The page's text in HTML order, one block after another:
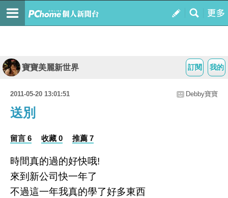
我的
訂閱
寶寶美麗新世界
2011-05-20 13:01:51 Debby寶寶
送別
留言 6 收藏 0 推薦 7
時間真的過的好快哦!
來到新公司快一年了
不過這一年我真的學了好多東西